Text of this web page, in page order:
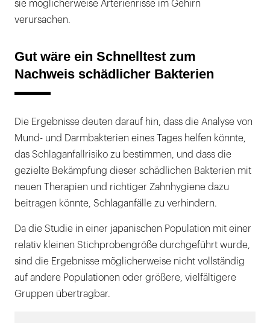
sie möglicherweise Arterienrisse im Gehirn
verursachen.
Gut wäre ein Schnelltest zum
Nachweis schädlicher Bakterien
Die Ergebnisse deuten darauf hin, dass die Analyse von
Mund- und Darmbakterien eines Tages helfen könnte,
das Schlaganfallrisiko zu bestimmen, und dass die
gezielte Bekämpfung dieser schädlichen Bakterien mit
neuen Therapien und richtiger Zahnhygiene dazu
beitragen könnte, Schlaganfälle zu verhindern.
Da die Studie in einer japanischen Population mit einer
relativ kleinen Stichprobengröße durchgeführt wurde,
sind die Ergebnisse möglicherweise nicht vollständig
auf andere Populationen oder größere, vielfältigere
Gruppen übertragbar.